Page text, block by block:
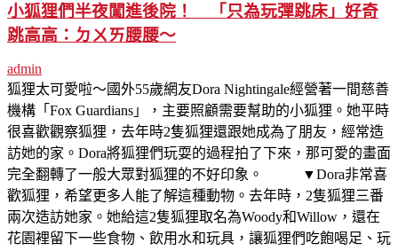
小狐狸們半夜闖進後院！ 「只為玩彈跳床」好奇
跳高高：ㄉㄨㄞ腰腰～
admin
狐狸太可愛啦～國外55歲網友Dora Nightingale經營著一間慈善
機構「Fox Guardians」，主要照顧需要幫助的小狐狸。她平時
很喜歡觀察狐狸，去年時2隻狐狸還跟她成為了朋友，經常造
訪她的家。Dora將狐狸們玩耍的過程拍了下來，那可愛的畫面
完全翻轉了一般大眾對狐狸的不好印象。 ▼Dora非常喜
歡狐狸，希望更多人能了解這種動物。去年時，2隻狐狸三番
兩次造訪她家。她給這2隻狐狸取名為Woody和Willow，還在
花園裡留下一些食物、飲用水和玩具，讓狐狸們吃飽喝足、玩